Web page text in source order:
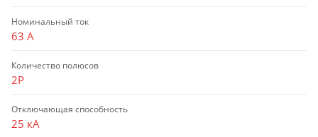
Номинальный ток
63 А
Количество полюсов
2P
Отключающая способность
25 кА